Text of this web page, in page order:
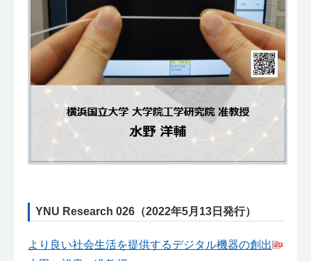
YNU Research 026（2022年5月13日発行）
より良い社会生活を提供するデジタル機器の創出